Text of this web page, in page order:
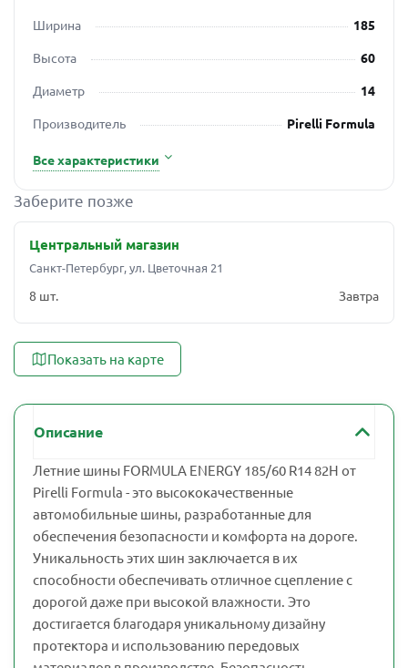
Ширина
185
Высота
60
Диаметр
14
Производитель
Pirelli Formula
Все характеристики
Заберите позже
Центральный магазин
Санкт-Петербург, ул. Цветочная 21
8 шт. Завтра
Показать на карте
Описание
Летние шины FORMULA ENERGY 185/60 R14 82H от
Pirelli Formula - это высококачественные
автомобильные шины, разработанные для
обеспечения безопасности и комфорта на дороге.
Уникальность этих шин заключается в их
способности обеспечивать отличное сцепление с
дорогой даже при высокой влажности. Это
достигается благодаря уникальному дизайну
протектора и использованию передовых